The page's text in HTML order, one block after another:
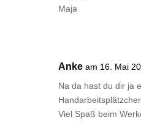
Maja
Anke am 16. Mai
Na da hast du dir ja
Viel Spaß beim